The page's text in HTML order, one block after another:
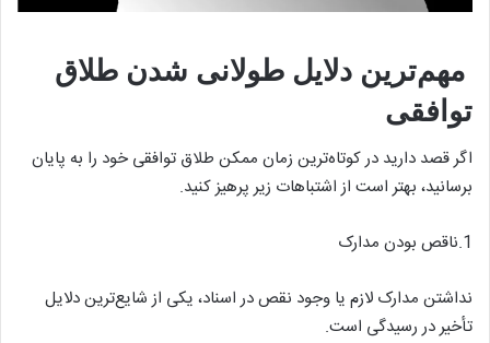
مهم‌ترین دلایل طولانی شدن طلاق
توافقی
اگر قصد دارید در کوتاه‌ترین زمان ممکن طلاق توافقی خود را به پایان
برسانید، بهتر است از اشتباهات زیر پرهیز کنید.
1.ناقص بودن مدارک
نداشتن مدارک لازم یا وجود نقص در اسناد، یکی از شایع‌ترین دلایل
تأخیر در رسیدگی است.